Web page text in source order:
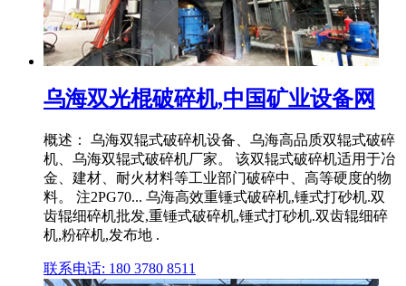
乌海双光棍破碎机,中国矿业设备网
概述： 乌海双辊式破碎机设备、乌海高品质双辊式破碎
机、乌海双辊式破碎机厂家。 该双辊式破碎机适用于冶
金、建材、耐火材料等工业部门破碎中、高等硬度的物
料。 注2PG70... 乌海高效重锤式破碎机,锤式打砂机.双
齿辊细碎机批发,重锤式破碎机,锤式打砂机.双齿辊细碎
机,粉碎机,发布地 .
联系电话: 180 3780 8511